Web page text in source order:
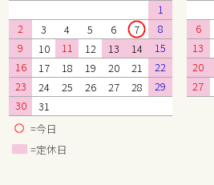
1
2
3 4 5 6 7
8
9
10 11 12 13 14
15
16
17 18 19 20 21
22
23
24 25 26 27 28
29
30
31
6
13
20
27
=今日
=定休日